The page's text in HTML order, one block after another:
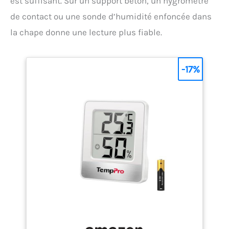
KNKA est compact et portable, avec une surface
inférieure à celle d'un papier A4. Déshumidificateur
360°, il peut être utilisé de manière flexible dans
garages. La poignée de transport intégrée permet de
le soulever à une main pour monter les escaliers
antidérapant empêche le glissement accidentel du
déshumidificateur. Fonction de stockage pour la vie
quotidienne - Le déshumidificateur KNKA dispose
d'une minuterie de 24H qui garantit un
environnement sec à votre retour. Grâce à la
fonction de mémoire automatique, il se souvient de
l'humidité et de la vitesse du ventilateur réglées
avant de l'éteindre et continue le fonctionnement
selon vos préférences. Le déshumidificateur est
équipé d'une prise de courant et d'un rangement
de contact ou une sonde d’humidité enfoncée dans
la chape donne une lecture plus fiable.
-17%